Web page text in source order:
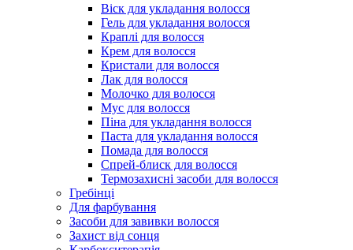
Віск для укладання волосся
Гель для укладання волосся
Краплі для волосся
Крем для волосся
Кристали для волосся
Лак для волосся
Молочко для волосся
Мус для волосся
Піна для укладання волосся
Паста для укладання волосся
Помада для волосся
Спрей-блиск для волосся
Термозахисні засоби для волосся
Гребінці
Для фарбування
Засоби для завивки волосся
Захист від сонця